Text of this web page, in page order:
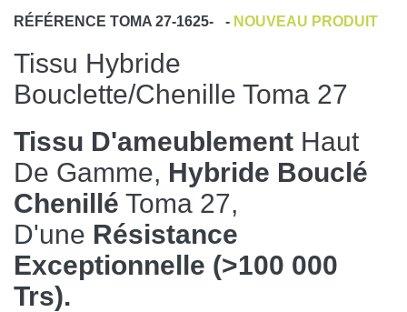
RÉFÉRENCE TOMA 27-1625- - NOUVEAU PRODUIT
Tissu Hybride
Bouclette/chenille Toma 27
Tissu D'ameublement Haut
De Gamme, Hybride Bouclé
Chenillé Toma 27,
D'une Résistance
Exceptionnelle (>100 000
Trs).